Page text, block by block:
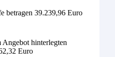
betragen 39.239,96 Euro
Angebot hinterlegten
Euro